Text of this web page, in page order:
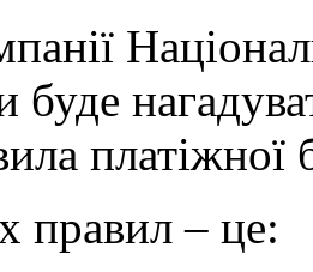
буде
платіжної
правил – це: